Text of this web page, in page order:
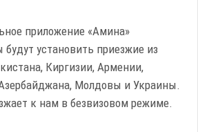
приложение «Амина»
установить приезжие из
Киргизии, Армении,
Азербайджана, Молдовы и Украины.
к нам в безвизовом режиме.